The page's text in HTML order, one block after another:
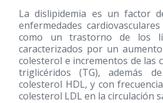
La dislipidemia es un factor
enfermedades
como un trastorno de los
caracterizados por un
colesterol e incrementos de las
triglicéridos (TG), además
colesterol HDL, y con
colesterol LDL en la circulación